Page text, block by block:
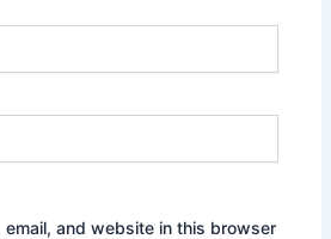
email, and website in this browser